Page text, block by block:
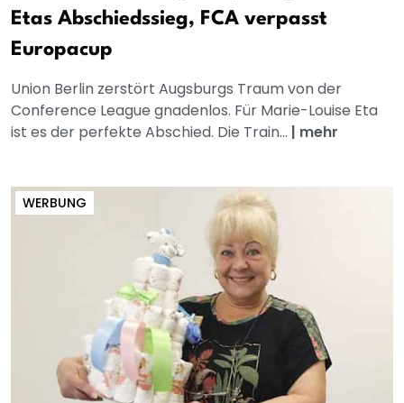
Etas Abschiedssieg, FCA verpasst
Europacup
Union Berlin zerstört Augsburgs Traum von der
Conference League gnadenlos. Für Marie-Louise Eta
ist es der perfekte Abschied. Die Train... | mehr
WERBUNG